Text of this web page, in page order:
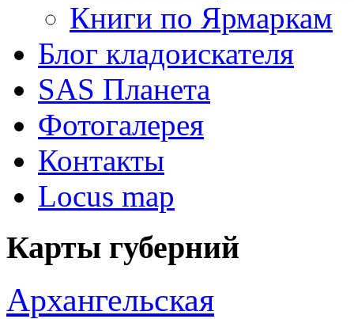
Книги по Ярмаркам
Блог кладоискателя
SAS Планета
Фотогалерея
Контакты
Locus map
Карты губерний
Архангельская